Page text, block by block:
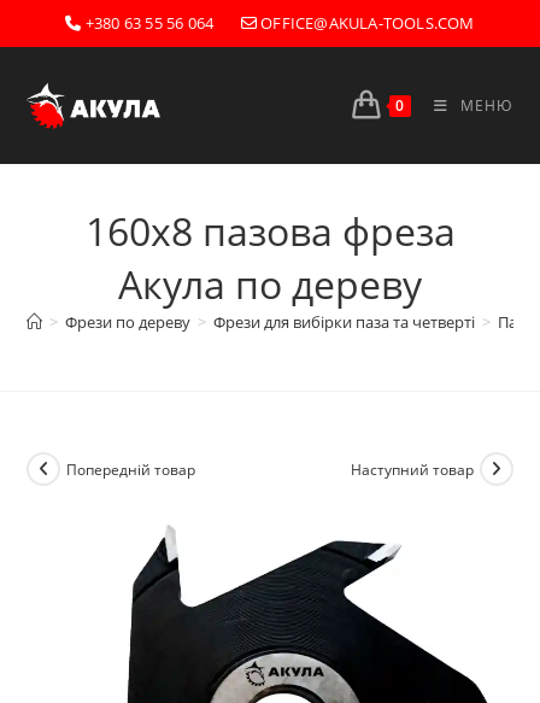
Перейти
до
+380 63 55 56 064 OFFICE@AKULA-TOOLS.COM
0 МЕНЮ
160х8 пазова фреза
Акула по дереву
> Фрези по дереву > Фрези для вибірки паза та четверті >
Попередній товар Наступний товар